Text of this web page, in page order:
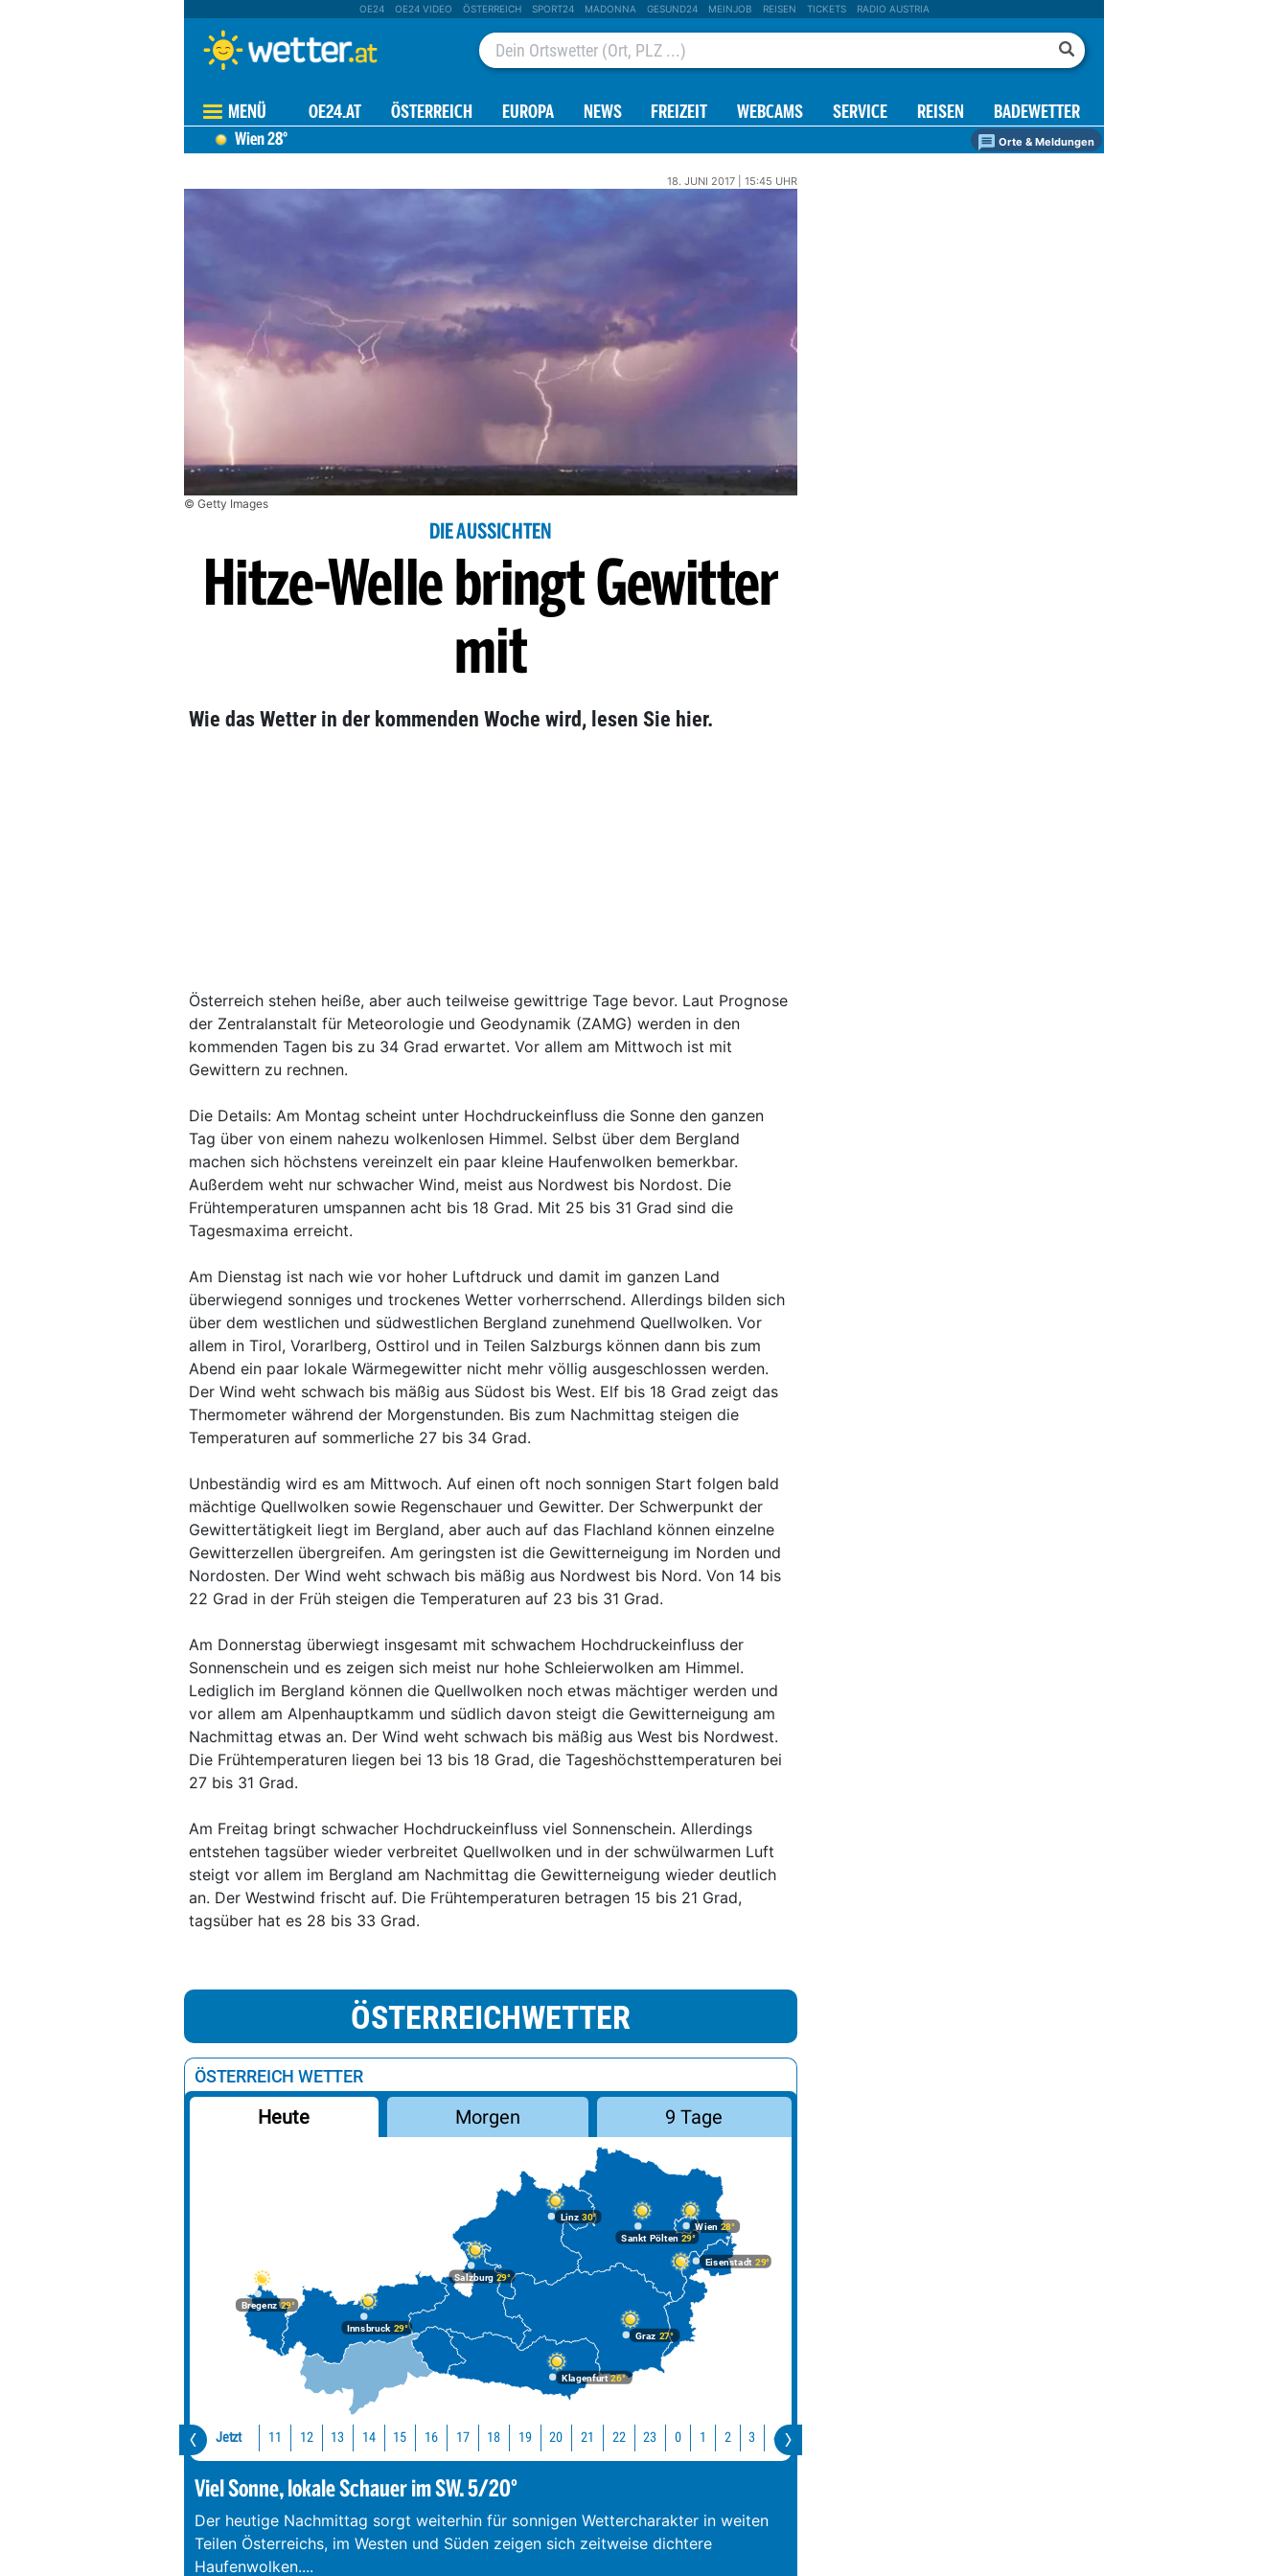
OE24 OE24 VIDEO ÖSTERREICH SPORT24 MADONNA GESUND24 MEINJOB REISEN TICKETS RADIO AUSTRIA
MENÜ OE24.AT ÖSTERREICH EUROPA NEWS FREIZEIT WEBCAMS SERVICE REISEN BADEWETTER
Wien28° Orte & Meldungen
18. JUNI 2017 | 15:45 UHR
© Getty Images
DIE AUSSICHTEN
Hitze-Welle bringt Gewitter
mit
Wie das Wetter in der kommenden Woche wird, lesen Sie hier.
Österreich stehen heiße, aber auch teilweise gewittrige Tage bevor. Laut Prognose
der Zentralanstalt für Meteorologie und Geodynamik (ZAMG) werden in den
kommenden Tagen bis zu 34 Grad erwartet. Vor allem am Mittwoch ist mit
Gewittern zu rechnen.
Die Details: Am Montag scheint unter Hochdruckeinfluss die Sonne den ganzen
Tag über von einem nahezu wolkenlosen Himmel. Selbst über dem Bergland
machen sich höchstens vereinzelt ein paar kleine Haufenwolken bemerkbar.
Außerdem weht nur schwacher Wind, meist aus Nordwest bis Nordost. Die
Frühtemperaturen umspannen acht bis 18 Grad. Mit 25 bis 31 Grad sind die
Tagesmaxima erreicht.
Am Dienstag ist nach wie vor hoher Luftdruck und damit im ganzen Land
überwiegend sonniges und trockenes Wetter vorherrschend. Allerdings bilden sich
über dem westlichen und südwestlichen Bergland zunehmend Quellwolken. Vor
allem in Tirol, Vorarlberg, Osttirol und in Teilen Salzburgs können dann bis zum
Abend ein paar lokale Wärmegewitter nicht mehr völlig ausgeschlossen werden.
Der Wind weht schwach bis mäßig aus Südost bis West. Elf bis 18 Grad zeigt das
Thermometer während der Morgenstunden. Bis zum Nachmittag steigen die
Temperaturen auf sommerliche 27 bis 34 Grad.
Unbeständig wird es am Mittwoch. Auf einen oft noch sonnigen Start folgen bald
mächtige Quellwolken sowie Regenschauer und Gewitter. Der Schwerpunkt der
Gewittertätigkeit liegt im Bergland, aber auch auf das Flachland können einzelne
Gewitterzellen übergreifen. Am geringsten ist die Gewitterneigung im Norden und
Nordosten. Der Wind weht schwach bis mäßig aus Nordwest bis Nord. Von 14 bis
22 Grad in der Früh steigen die Temperaturen auf 23 bis 31 Grad.
Am Donnerstag überwiegt insgesamt mit schwachem Hochdruckeinfluss der
Sonnenschein und es zeigen sich meist nur hohe Schleierwolken am Himmel.
Lediglich im Bergland können die Quellwolken noch etwas mächtiger werden und
vor allem am Alpenhauptkamm und südlich davon steigt die Gewitterneigung am
Nachmittag etwas an. Der Wind weht schwach bis mäßig aus West bis Nordwest.
Die Frühtemperaturen liegen bei 13 bis 18 Grad, die Tageshöchsttemperaturen bei
27 bis 31 Grad.
Am Freitag bringt schwacher Hochdruckeinfluss viel Sonnenschein. Allerdings
entstehen tagsüber wieder verbreitet Quellwolken und in der schwülwarmen Luft
steigt vor allem im Bergland am Nachmittag die Gewitterneigung wieder deutlich
an. Der Westwind frischt auf. Die Frühtemperaturen betragen 15 bis 21 Grad,
tagsüber hat es 28 bis 33 Grad.
ÖSTERREICHWETTER
ÖSTERREICH WETTER
Heute Morgen 9 Tage
Bregenz29°
Graz 27°
Innsbruck29°
Klagenfurt26°
Linz 30°
Salzburg29°
Wien 28°
Eisenstadt 29°
Sankt Pölten 29°
Jetzt 11 12 13 14 15 16 17 18 19 20 21 22 23 0 1 2 3 4
Viel Sonne, lokale Schauer im SW. 5/20°
Der heutige Nachmittag sorgt weiterhin für sonnigen Wettercharakter in weiten
Teilen Österreichs, im Westen und Süden zeigen sich zeitweise dichtere
Haufenwolken....